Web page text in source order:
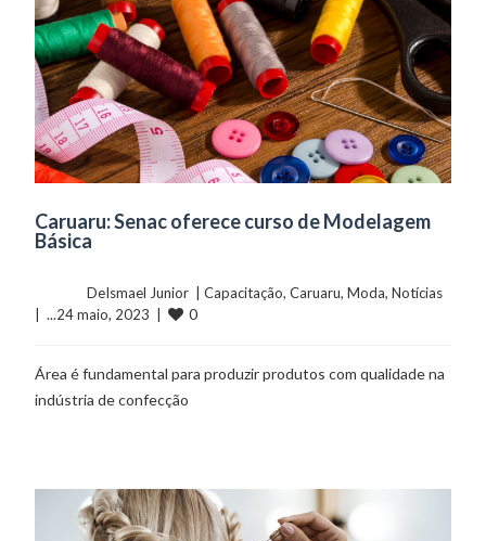
Caruaru: Senac oferece curso de Modelagem
Básica
	    	DeIsmael Junior  |
Capacitação, Caruaru, Moda, Notícias
|  ...24 maio, 2023  |
0
Área é fundamental para produzir produtos com qualidade na
indústria de confecção